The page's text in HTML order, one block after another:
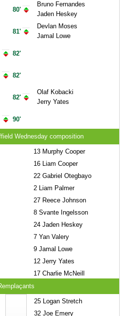
80'
81'
82'
82'
82'
90'
Bruno Fernandes
Jaden Heskey
Devlan Moses
Jamal Lowe
Olaf Kobacki
Jerry Yates
Wednesday composition
13 Murphy Cooper
16 Liam Cooper
22 Gabriel Otegbayo
2 Liam Palmer
27 Reece Johnson
8 Svante Ingelsson
24 Jaden Heskey
7 Yan Valery
9 Jamal Lowe
12 Jerry Yates
17 Charlie McNeill
25 Logan Stretch
32 Joe Emery